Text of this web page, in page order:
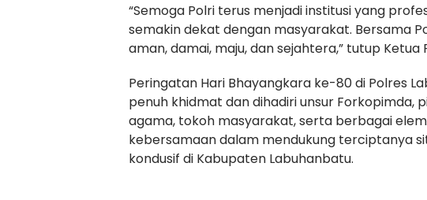
“Semoga Polri terus menjadi institusi yang
semakin dekat dengan masyarakat. Bersama
aman, damai, maju, dan sejahtera,” tutup
Peringatan Hari Bhayangkara ke-80 di Polres
penuh khidmat dan dihadiri unsur Forkopimda,
agama, tokoh masyarakat, serta berbagai
kebersamaan dalam mendukung terciptanya
kondusif di Kabupaten Labuhanbatu.